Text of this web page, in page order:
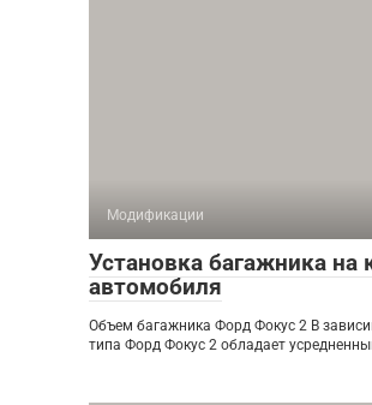
Модификации
Установка багажника
автомобиля
Объем багажника Форд Фокус 2 В
типа Форд Фокус 2 обладает